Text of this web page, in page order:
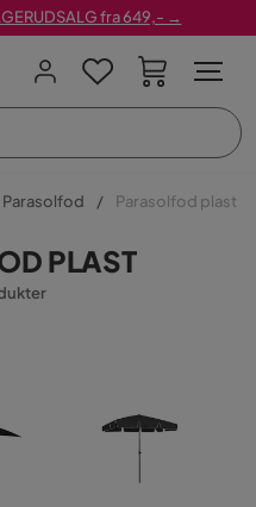
fra 649,- →
Parasolfod Parasolfod plast
PLAST